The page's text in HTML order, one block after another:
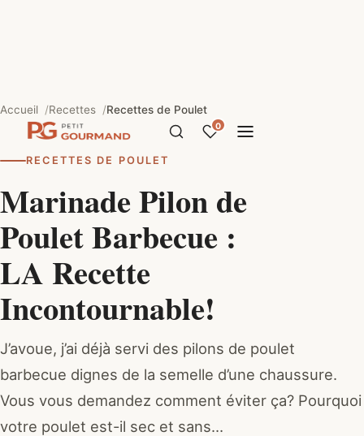
0
Accueil Recettes Recettes de Poulet
RECETTES DE POULET
Marinade Pilon de
Poulet Barbecue :
LA Recette
Incontournable!
J’avoue, j’ai déjà servi des pilons de poulet
barbecue dignes de la semelle d’une chaussure.
Vous vous demandez comment éviter ça? Pourquoi
votre poulet est-il sec et sans…